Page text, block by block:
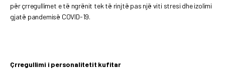
për çrregullimet e të ngrënit tek të rinjtë pas një viti stresi dhe izolimi
gjatë pandemisë COVID-19.
Çrregullimi i personalitetit kufitar